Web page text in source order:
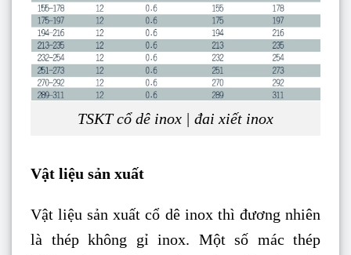
TSKT cổ dê inox | đai xiết inox
Vật liệu sản xuất
Vật liệu sản xuất cổ dê inox thì đương nhiên
là thép không gỉ inox. Một số mác thép